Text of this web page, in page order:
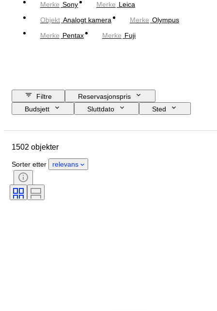
Merke Sony Merke Leica
Objekt Analogt kamera Merke Olympus
Merke Pentax Merke Fuji
Filtre
Reservasjonspris
Budsjett
Sluttdato
Sted
Tilstand
Teknikk
Språk
Farge
Objektivmontering
Type mikroskop
1502 objekter
Sorter etter relevans